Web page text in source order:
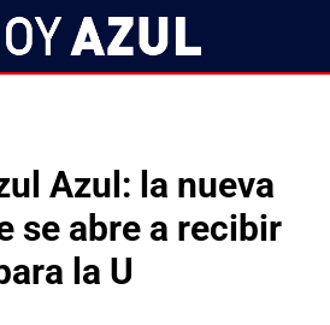
Azul: la nueva
se abre a recibir
la U